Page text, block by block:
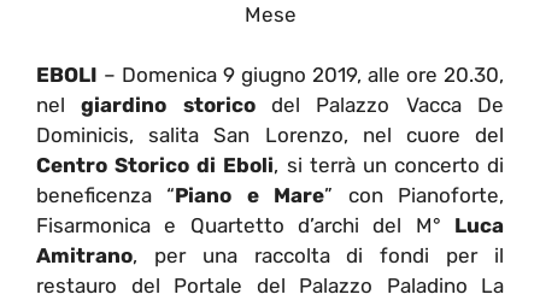
Mese
EBOLI – Domenica 9 giugno 2019, alle ore 20.30,
nelgiardino storicodel Palazzo Vacca De
Dominicis, salita San Lorenzo, nel cuore del
Centro Storico di Eboli, si terrà un concerto di
beneficenza “Piano e Mare” con Pianoforte,
Fisarmonica e Quartetto d’archi del M° Luca
Amitrano, per una raccolta di fondi per il
restauro del Portale del Palazzo Paladino La